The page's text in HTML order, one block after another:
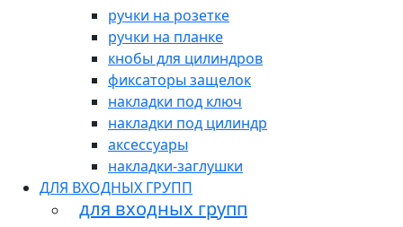
ручки на розетке
ручки на планке
кнобы для цилиндров
фиксаторы защелок
накладки под ключ
накладки под цилиндр
аксессуары
накладки-заглушки
ДЛЯ ВХОДНЫХ ГРУПП
для входных групп